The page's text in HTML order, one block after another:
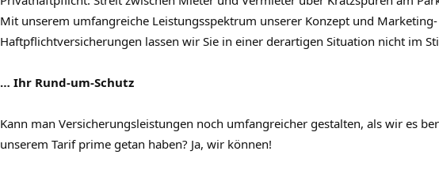
Mit unserem umfangreiche Leistungsspektrum unserer Konzept und Marketing-
Haftpflichtversicherungen lassen wir Sie in einer derartigen Situation nicht im
… Ihr Rund-um-Schutz
Kann man Versicherungsleistungen noch umfangreicher gestalten, als wir es
unserem Tarif prime getan haben? Ja, wir können!